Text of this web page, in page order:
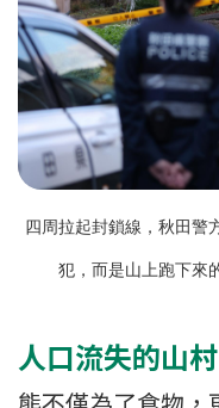
四周拉起封鎖線，秋田警
犯，而是山上跑下來
人口流失的山